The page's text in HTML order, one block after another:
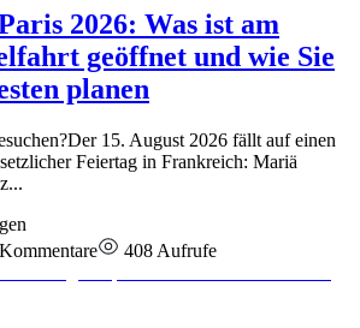
2026: Was ist am
geöffnet und wie Sie
planen
15. August 2026 fällt auf einen
Feiertag in Frankreich: Mariä
...
Kommentare 408 Aufrufe